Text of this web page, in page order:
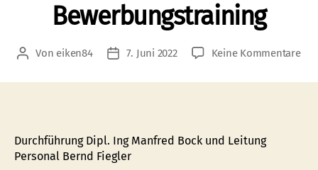
e.V.
Bewerbungstraining
Beitragsautor
Von eiken84 Veröffentlichungsdatum
7. Juni 2022 Keine Kommentarezu
Durchführung Dipl. Ing Manfred Bock und Leitung
Personal Bernd Fiegler